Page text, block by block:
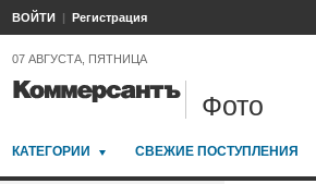
ВОЙТИ Регистрация
07 АВГУСТА, ПЯТНИЦА
Фото
КАТЕГОРИИ СВЕЖИЕ ПОСТУПЛЕНИЯ